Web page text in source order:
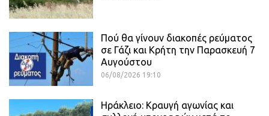
Πού θα γίνουν διακοπές ρεύματος
σε Γάζι και Κρήτη την Παρασκευή 7
Αυγούστου
06/08/2026 19:10
Ηράκλειο: Κραυγή αγωνίας και